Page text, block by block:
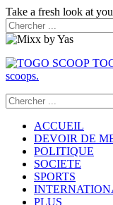
Take a fresh look at
scoops.
ACCUEIL
DEVOIR DE
POLITIQUE
SOCIETE
SPORTS
PLUS